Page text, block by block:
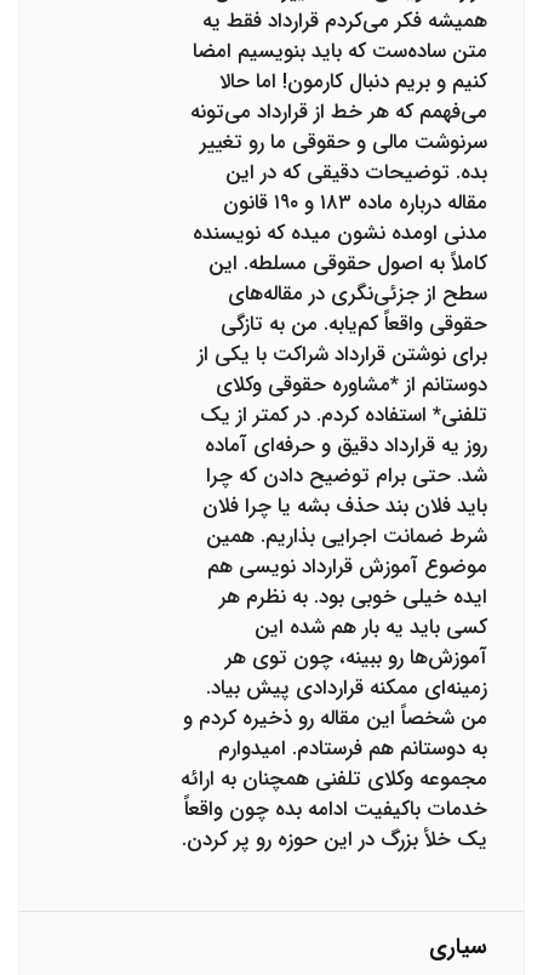
همیشه فکر می‌کردم قرارداد فقط یه
متن ساده‌ست که باید بنویسیم امضا
کنیم و بریم دنبال کارمون! اما حالا
می‌فهمم که هر خط از قرارداد می‌تونه
سرنوشت مالی و حقوقی ما رو تغییر
بده. توضیحات دقیقی که در این
مقاله درباره ماده ۱۸۳ و ۱۹۰ قانون
مدنی اومده نشون میده که نویسنده
کاملاً به اصول حقوقی مسلطه. این
سطح از جزئی‌نگری در مقاله‌های
حقوقی واقعاً کم‌یابه. من به تازگی
برای نوشتن قرارداد شراکت با یکی از
دوستانم از *مشاوره حقوقی وکلای
تلفنی* استفاده کردم. در کمتر از یک
روز یه قرارداد دقیق و حرفه‌ای آماده
شد. حتی برام توضیح دادن که چرا
باید فلان بند حذف بشه یا چرا فلان
شرط ضمانت اجرایی بذاریم. همین
موضوع آموزش قرارداد نویسی هم
ایده خیلی خوبی بود. به نظرم هر
کسی باید یه بار هم شده این
آموزش‌ها رو ببینه، چون توی هر
زمینه‌ای ممکنه قراردادی پیش بیاد.
من شخصاً این مقاله رو ذخیره کردم و
به دوستانم هم فرستادم. امیدوارم
مجموعه وکلای تلفنی همچنان به ارائه
خدمات باکیفیت ادامه بده چون واقعاً
یک خلأ بزرگ در این حوزه رو پر کردن.
سیاری